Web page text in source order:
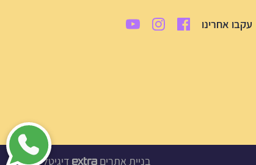
עקבו אחרינו
בניית אתרים דיגיטל